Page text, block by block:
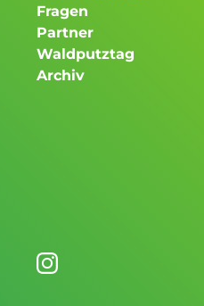
Fragen
Partner
Waldputztag
Archiv